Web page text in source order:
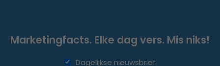
Marketingfacts. Elke dag vers. Mis niks!
Dagelijkse nieuwsbrief